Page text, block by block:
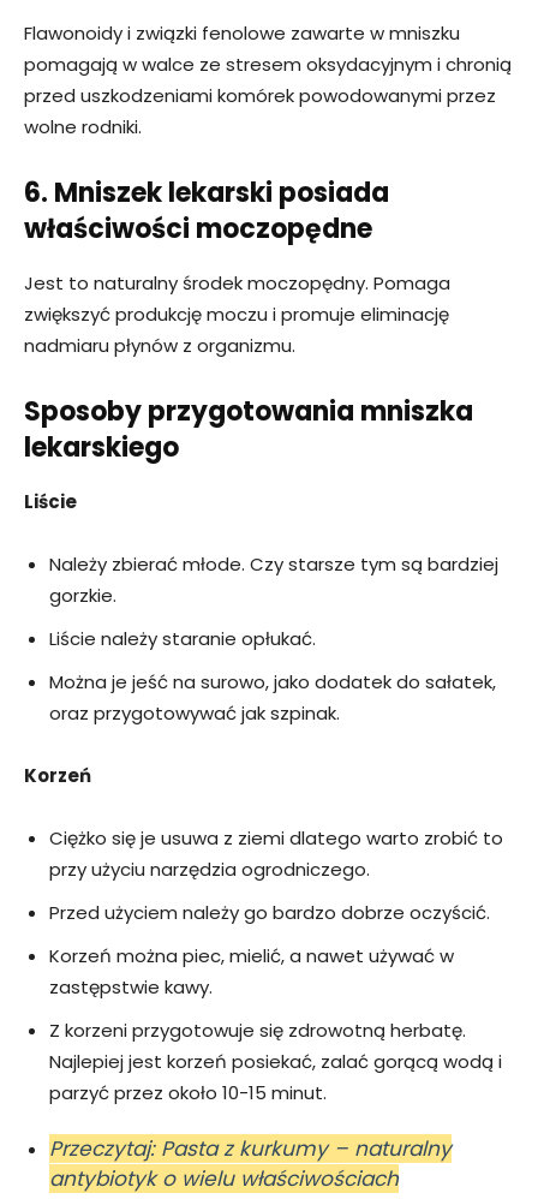
Flawonoidy i związki fenolowe zawarte w mniszku
pomagają w walce ze stresem oksydacyjnym i chronią
przed uszkodzeniami komórek powodowanymi przez
wolne rodniki.
6. Mniszek lekarski posiada
właściwości moczopędne
Jest to naturalny środek moczopędny. Pomaga
zwiększyć produkcję moczu i promuje eliminację
nadmiaru płynów z organizmu.
Sposoby przygotowania mniszka
lekarskiego
Liście
Należy zbierać młode. Czy starsze tym są bardziej
gorzkie.
Liście należy staranie opłukać.
Można je jeść na surowo, jako dodatek do sałatek,
oraz przygotowywać jak szpinak.
Korzeń
Ciężko się je usuwa z ziemi dlatego warto zrobić to
przy użyciu narzędzia ogrodniczego.
Przed użyciem należy go bardzo dobrze oczyścić.
Korzeń można piec, mielić, a nawet używać w
zastępstwie kawy.
Z korzeni przygotowuje się zdrowotną herbatę.
Najlepiej jest korzeń posiekać, zalać gorącą wodą i
parzyć przez około 10-15 minut.
Przeczytaj: Pasta z kurkumy – naturalny
antybiotyk o wielu właściwościach